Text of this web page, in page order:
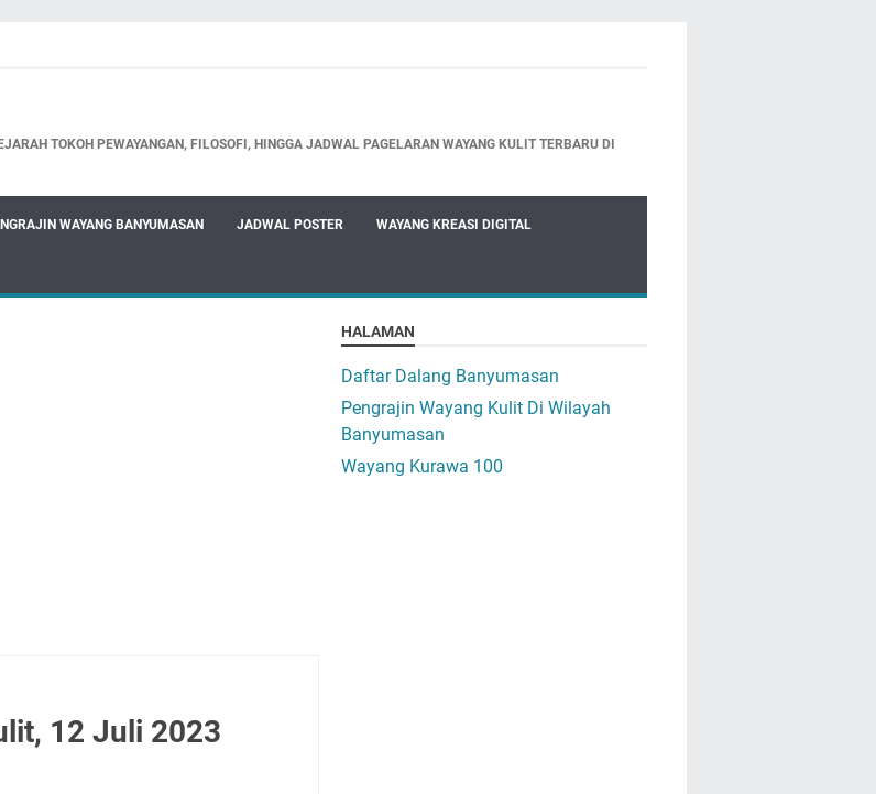
TOKOH PEWAYANGAN, FILOSOFI, HINGGA JADWAL PAGELARAN WAYANG KULIT TERBARU DI
WAYANG BANYUMASAN JADWAL POSTER WAYANG KREASI DIGITAL
12 Juli 2023
HALAMAN
Daftar Dalang Banyumasan
Pengrajin Wayang Kulit Di Wilayah
Banyumasan
Wayang Kurawa 100